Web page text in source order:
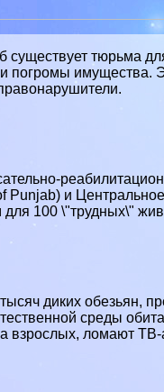
существует тюрьма
погромы имущества.
Punjab) и
100 \"трудных\"
диких обезьян,
среды
взрослых, ломают